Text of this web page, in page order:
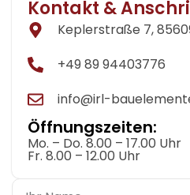
Kontakt &
Keplerstraße 7,
+49 89 94403776
info@irl-
Öffnungszeiten:
Mo. – Do. 8.00 – 17.00 Uhr
Fr. 8.00 – 12.00 Uhr